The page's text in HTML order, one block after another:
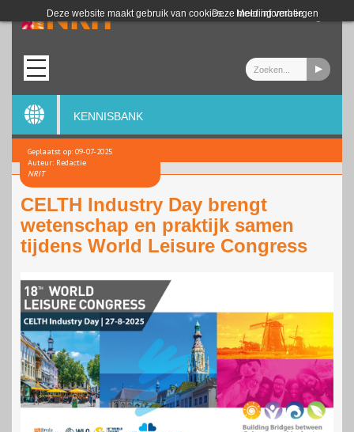
Deze website maakt gebruik van cookies. Meer informatie
Deze melding verbergen
Login
KENNISBANK
Geplaatst op: 09-07-2025
Auteur: Redactie
NRIT
CELTH Industry Day brengt
wetenschap en praktijk samen
tijdens World Leisure Congress